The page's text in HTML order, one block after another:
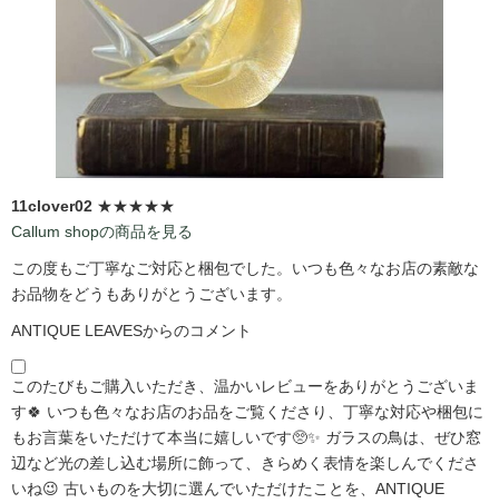
11clover02 ★★★★★
Callum shopの商品を見る
この度もご丁寧なご対応と梱包でした。いつも色々なお店の素敵な
お品物をどうもありがとうございます。
ANTIQUE LEAVESからのコメント
このたびもご購入いただき、温かいレビューをありがとうございま
す🍀 いつも色々なお店のお品をご覧くださり、丁寧な対応や梱包に
もお言葉をいただけて本当に嬉しいです🥺✨ ガラスの鳥は、ぜひ窓
辺など光の差し込む場所に飾って、きらめく表情を楽しんでくださ
いね😉 古いものを大切に選んでいただけたことを、ANTIQUE